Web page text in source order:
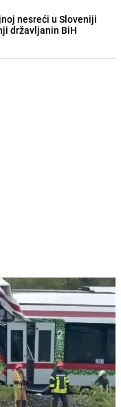
nesreći u Sloveniji
državljanin BiH